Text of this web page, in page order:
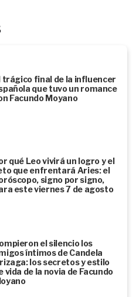
trágico final de la influencer
que tuvo un romance
Facundo Moyano
qué Leo vivirá un logro y el
que enfrentará Aries: el
signo por signo,
este viernes 7 de agosto
el silencio los
íntimos de Candela
los secretos y estilo
vida de la novia de Facundo